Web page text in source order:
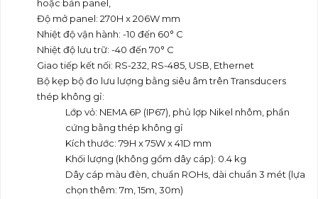
hoặc bản panel,
Độ mở panel: 270H x 206W mm
Nhiệt độ vận hành: -10 đến 60° C
Nhiệt độ lưu trữ: -40 đến 70° C
Giao tiếp kết nối: RS-232, RS-485, USB, Ethernet
Bộ kẹp bộ đo lưu lượng bằng siêu âm trên Transducers
thép không gỉ:
Lớp vỏ: NEMA 6P (IP67), phủ lợp Nikel nhôm, phần
cứng bằng thép không gỉ
Kích thước: 79H x 75W x 41D mm
Khối lượng (không gồm dây cáp): 0.4 kg
Dây cáp màu đèn, chuẩn ROHs, dài chuẩn 3 mét (lựa
chọn thêm: 7m, 15m, 30m)